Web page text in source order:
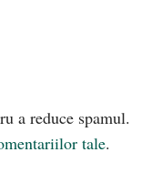
a reduce spamul.
tale.